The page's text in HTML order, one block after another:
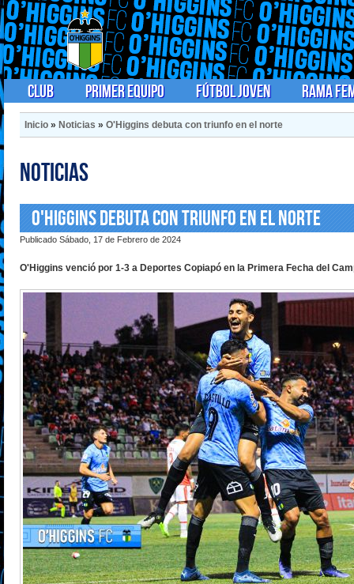
Club Primer Equipo Fútbol Joven Rama
Inicio » Noticias » O'Higgins debuta con triunfo en el norte
Noticias
O'Higgins debuta con triunfo en el norte
Publicado Sábado, 17 de Febrero de 2024
O'Higgins venció por 1-3 a Deportes Copiapó en la Primera Fecha del